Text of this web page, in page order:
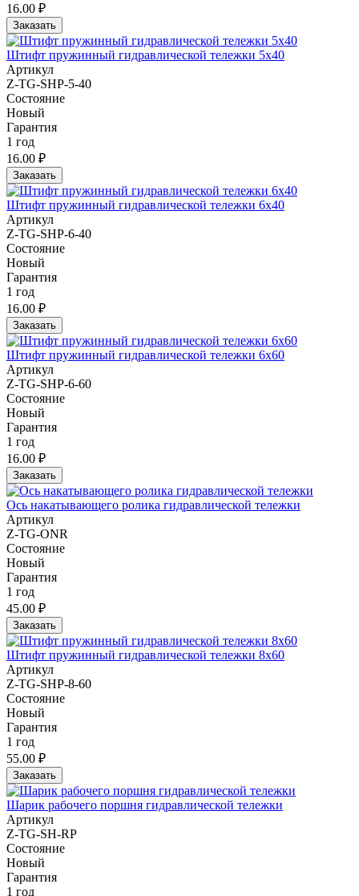
16.00 ₽
Заказать
Штифт пружинный гидравлической тележки 5x40
Артикул
Z-TG-SHP-5-40
Состояние
Новый
Гарантия
1 год
16.00 ₽
Заказать
Штифт пружинный гидравлической тележки 6x40
Артикул
Z-TG-SHP-6-40
Состояние
Новый
Гарантия
1 год
16.00 ₽
Заказать
Штифт пружинный гидравлической тележки 6x60
Артикул
Z-TG-SHP-6-60
Состояние
Новый
Гарантия
1 год
16.00 ₽
Заказать
Ось накатывающего ролика гидравлической тележки
Артикул
Z-TG-ONR
Состояние
Новый
Гарантия
1 год
45.00 ₽
Заказать
Штифт пружинный гидравлической тележки 8x60
Артикул
Z-TG-SHP-8-60
Состояние
Новый
Гарантия
1 год
55.00 ₽
Заказать
Шарик рабочего поршня гидравлической тележки
Артикул
Z-TG-SH-RP
Состояние
Новый
Гарантия
1 год